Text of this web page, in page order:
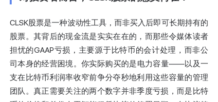
CLSK股票是一种波动性工具，而非买入后即可长期持有的
股票。其背后的现金流是实实在在的，而那些令媒体读者
担忧的GAAP亏损，主要源于比特币的会计处理，而非公
司本身的经营困境。你实际购买的是电力容量——以及一
支在比特币利润率收窄前争分夺秒地利用这些容量的管理
团队。真正需要关注的两个数字并非季度亏损，而是比特